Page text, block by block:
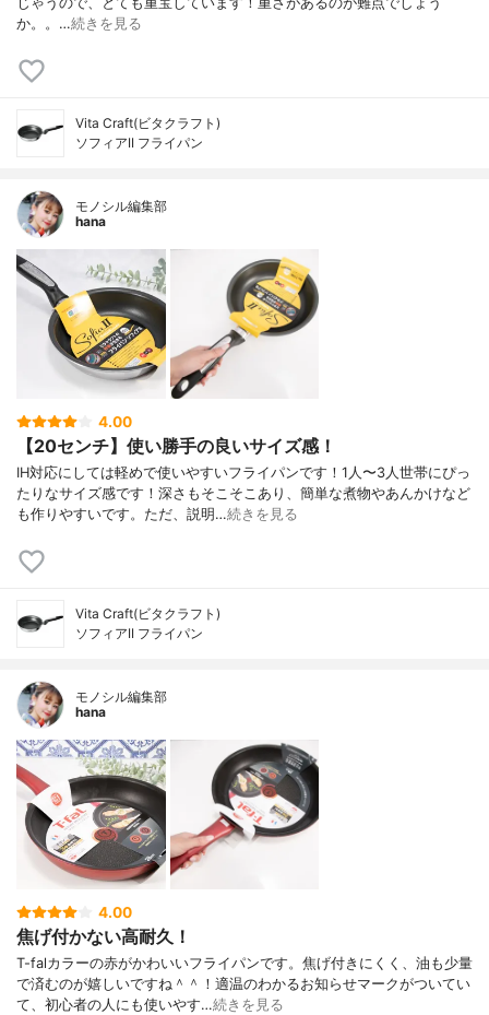
か。。…続きを見る
Vita Craft(ビタクラフト)
ソフィアII フライパン
モノシル編集部
hana
4.00
【20センチ】使い勝手の良いサイズ感！
IH対応にしては軽めで使いやすいフライパンです！1人〜3人世帯にぴっ
たりなサイズ感です！深さもそこそこあり、簡単な煮物やあんかけなど
も作りやすいです。ただ、説明…続きを見る
Vita Craft(ビタクラフト)
ソフィアII フライパン
モノシル編集部
hana
4.00
焦げ付かない高耐久！
T-falカラーの赤がかわいいフライパンです。焦げ付きにくく、油も少量
で済むのが嬉しいですね＾＾！適温のわかるお知らせマークがついてい
て、初心者の人にも使いやす…続きを見る